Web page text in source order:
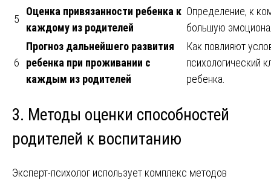
5
Оценка привязанности ребенка к
каждому из родителей
Определение, к
большую
6
Прогноз дальнейшего развития
ребенка при проживании с
каждым из родителей
Как повлияют
психологический
ребенка.
3. Методы оценки способностей
родителей к воспитанию
Эксперт-психолог использует комплекс методов